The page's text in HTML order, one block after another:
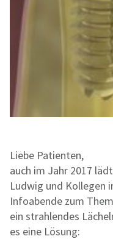
Liebe Patienten,
auch im Jahr 2017
Ludwig und Kollegen
Infoabende zum
ein strahlendes
es eine Lösung: